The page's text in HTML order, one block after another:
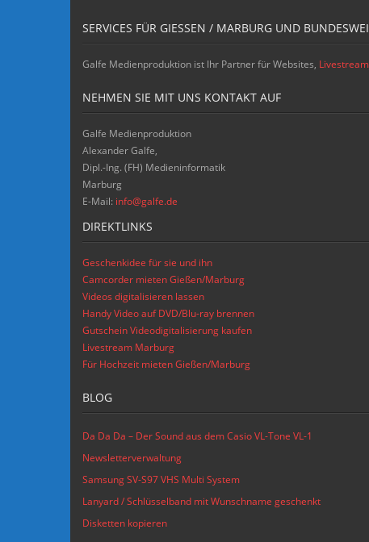
SERVICES FÜR GIESSEN / MARBURG UND BUNDESWEIT
Galfe Medienproduktion ist Ihr Partner für Websites,
NEHMEN SIE MIT UNS KONTAKT AUF
Galfe Medienproduktion
Alexander Galfe,
Dipl.-Ing. (FH) Medieninformatik
Marburg
E-Mail: info@galfe.de
DIREKTLINKS
Geschenkidee für sie und ihn
Camcorder mieten Gießen/Marburg
Videos digitalisieren lassen
Handy Video auf DVD/Blu-ray brennen
Gutschein Videodigitalisierung kaufen
Livestream Marburg
Für Hochzeit mieten Gießen/Marburg
BLOG
Da Da Da – Der Sound aus dem Casio VL-Tone VL-1
Newsletterverwaltung
Samsung SV-S97 VHS Multi System
Lanyard / Schlüsselband mit Wunschname geschenkt
Disketten kopieren